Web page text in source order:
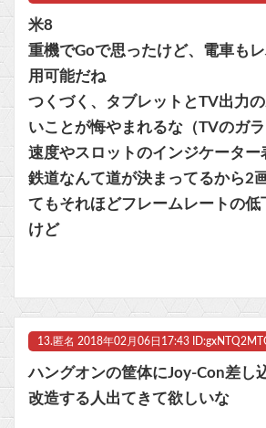
米8
重機でGoで思ったけど、電車も
用可能だね
つくづく、タブレットとTV出力
いことが悔やまれるな（TVのガ
速度やスロットのインジケーター
鉄道なんて道が決まってるから2
てもそれほどフレームレートの低
けど
13. 匿名 2018年02月06日17:43
ハングオンの筐体にJoy-Con差し
改造する人出てきて欲しいな